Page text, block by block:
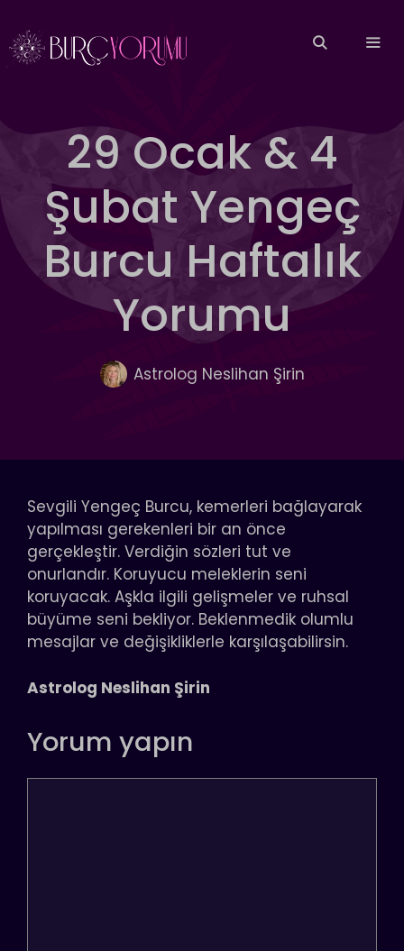
atla
29 Ocak & 4
Şubat Yengeç
Burcu Haftalık
Yorumu
Astrolog Neslihan Şirin
Sevgili Yengeç Burcu, kemerleri bağlayarak
yapılması gerekenleri bir an önce
gerçekleştir. Verdiğin sözleri tut ve
onurlandır. Koruyucu meleklerin seni
koruyacak. Aşkla ilgili gelişmeler ve ruhsal
büyüme seni bekliyor. Beklenmedik olumlu
mesajlar ve değişikliklerle karşılaşabilirsin.
Astrolog Neslihan Şirin
Yorum yapın